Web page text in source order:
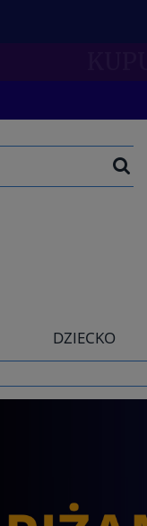
DZIECKO